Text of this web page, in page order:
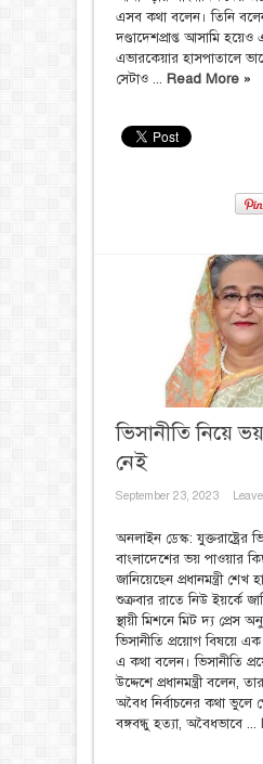
এসব কথা বলেন। তিনি
দণ্ডাদেশপ্রাপ্ত আসামি
এভারকেয়ার হাসপাতালে
সেটাও ... Read More »
ভিসানীতি নিয়ে
নেই
September 23, 2023
অনলাইন ডেস্ক: যুক্তরাষ্ট্রের
বাংলাদেশের ভয় পাওয়ার
জানিয়েছেন প্রধানমন্ত্রী শেখ
শুক্রবার রাতে নিউ ইয়র্কে
স্থায়ী মিশনে মিট দ্য প্রেস
ভিসানীতি প্রয়োগ বিষয়ে এক
এ কথা বলেন। ভিসানীতি
উদ্দেশে প্রধানমন্ত্রী বলেন,
অবৈধ নির্বাচনের কথা ভুলে
বঙ্গবন্ধু হত্যা, অবৈধভাবে ...